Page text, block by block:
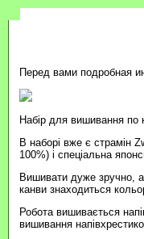
Перед вами подробная
Набір для вишивання по
В наборі вже є страмін
100%) і спеціальна
Вишивати дуже зручно,
канви знаходиться
Робота вишивається
вишивання